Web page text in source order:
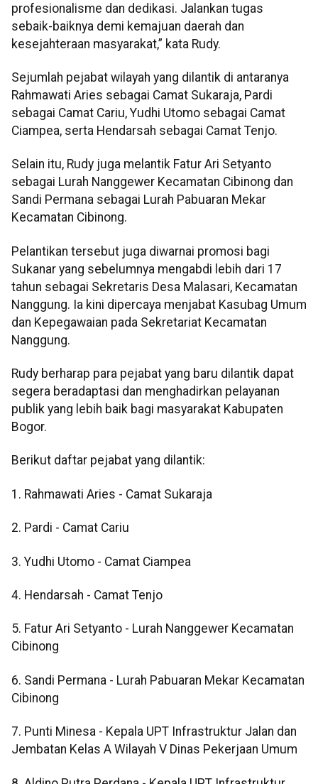
profesionalisme dan dedikasi. Jalankan tugas
sebaik-baiknya demi kemajuan daerah dan
kesejahteraan masyarakat,” kata Rudy.
Sejumlah pejabat wilayah yang dilantik di antaranya
Rahmawati Aries sebagai Camat Sukaraja, Pardi
sebagai Camat Cariu, Yudhi Utomo sebagai Camat
Ciampea, serta Hendarsah sebagai Camat Tenjo.
Selain itu, Rudy juga melantik Fatur Ari Setyanto
sebagai Lurah Nanggewer Kecamatan Cibinong dan
Sandi Permana sebagai Lurah Pabuaran Mekar
Kecamatan Cibinong.
Pelantikan tersebut juga diwarnai promosi bagi
Sukanar yang sebelumnya mengabdi lebih dari 17
tahun sebagai Sekretaris Desa Malasari, Kecamatan
Nanggung. Ia kini dipercaya menjabat Kasubag Umum
dan Kepegawaian pada Sekretariat Kecamatan
Nanggung.
Rudy berharap para pejabat yang baru dilantik dapat
segera beradaptasi dan menghadirkan pelayanan
publik yang lebih baik bagi masyarakat Kabupaten
Bogor.
Berikut daftar pejabat yang dilantik:
1. Rahmawati Aries - Camat Sukaraja
2. Pardi - Camat Cariu
3. Yudhi Utomo - Camat Ciampea
4. Hendarsah - Camat Tenjo
5. Fatur Ari Setyanto - Lurah Nanggewer Kecamatan
Cibinong
6. Sandi Permana - Lurah Pabuaran Mekar Kecamatan
Cibinong
7. Punti Minesa - Kepala UPT Infrastruktur Jalan dan
Jembatan Kelas A Wilayah V Dinas Pekerjaan Umum